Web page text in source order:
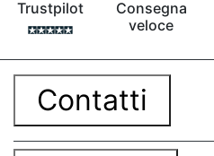
Trustpilot
Consegna
veloce
Contatti